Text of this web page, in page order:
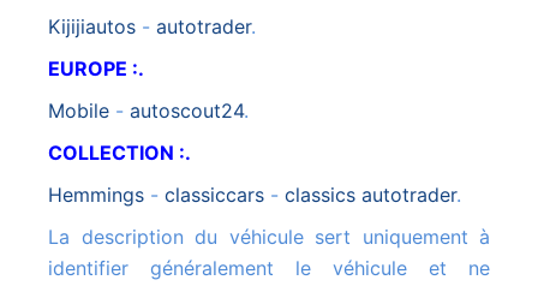
kijijiautos - autotrader.
EUROPE :.
mobile - autoscout24.
COLLECTION :.
hemmings - classiccars - classics autotrader.
La description du véhicule sert uniquement à
identifier généralement le véhicule et ne